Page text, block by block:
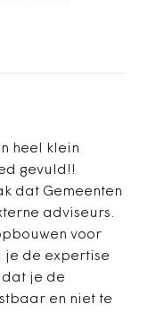
heel klein
gevuld!!
dat Gemeenten
adviseurs.
voor
je de expertise
dat je de
en niet te